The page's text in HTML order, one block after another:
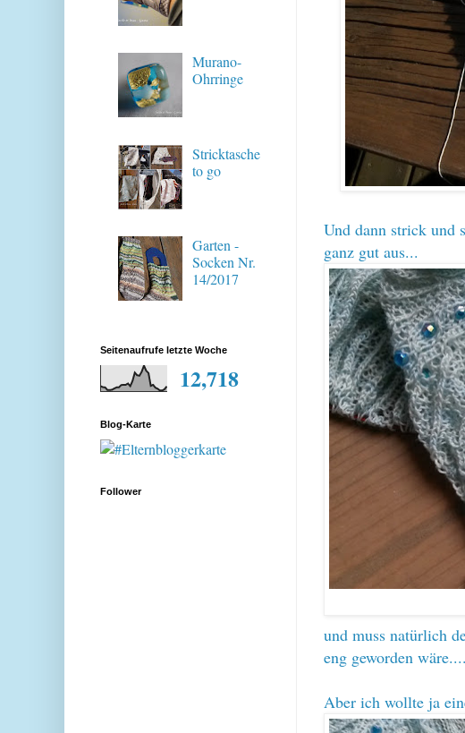
Und dann strick und
ganz gut aus...
und muss natürlich
eng geworden
Aber ich wollte ja
Murano-
Ohrringe
Stricktasche
to go
Garten -
Socken Nr.
14/2017
Seitenaufrufe letzte Woche
12,718
Blog-Karte
Follower